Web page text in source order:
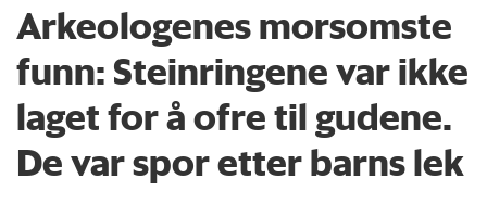
Arkeologenes morsomste
funn: Steinringene var ikke
laget for å ofre til gudene.
De var spor etter barns lek